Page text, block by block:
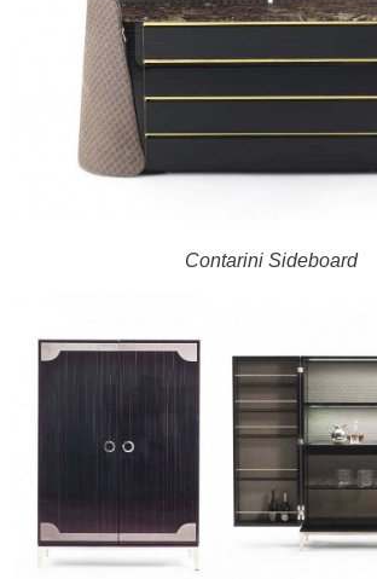
Contarini Sideboard